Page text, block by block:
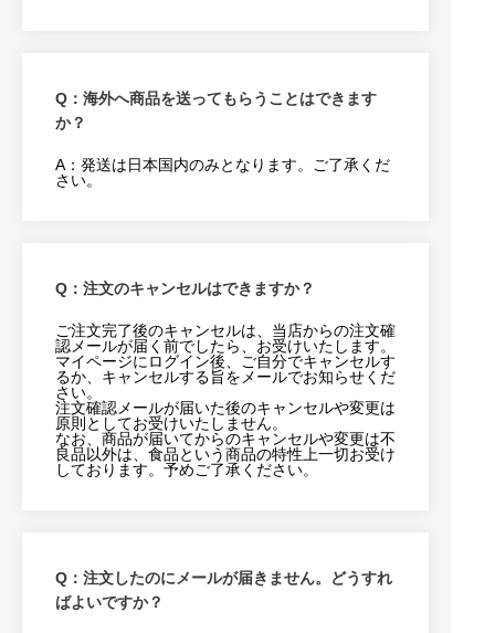
Q：海外へ商品を送ってもらうことはできます
か？
A：発送は日本国内のみとなります。ご了承くだ
さい。
Q：注文のキャンセルはできますか？
ご注文完了後のキャンセルは、当店からの注文確
認メールが届く前でしたら、お受けいたします。
マイページにログイン後、ご自分でキャンセルす
るか、キャンセルする旨をメールでお知らせくだ
さい。
注文確認メールが届いた後のキャンセルや変更は
原則としてお受けいたしません。
なお、商品が届いてからのキャンセルや変更は不
良品以外は、食品という商品の特性上一切お受け
しております。予めご了承ください。
Q：注文したのにメールが届きません。どうすれ
ばよいですか？